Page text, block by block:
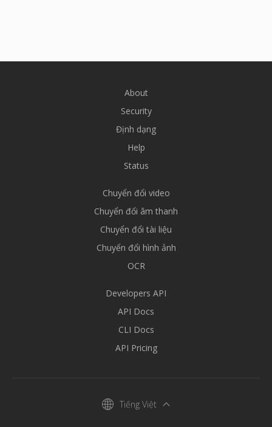
About
Security
Định dạng
Help
Status
Chuyển đổi video
Chuyển đổi âm thanh
Chuyển đổi tài liệu
Chuyển đổi hình ảnh
OCR
Developers API
API Docs
CLI Docs
API Pricing
Tiếng Việt